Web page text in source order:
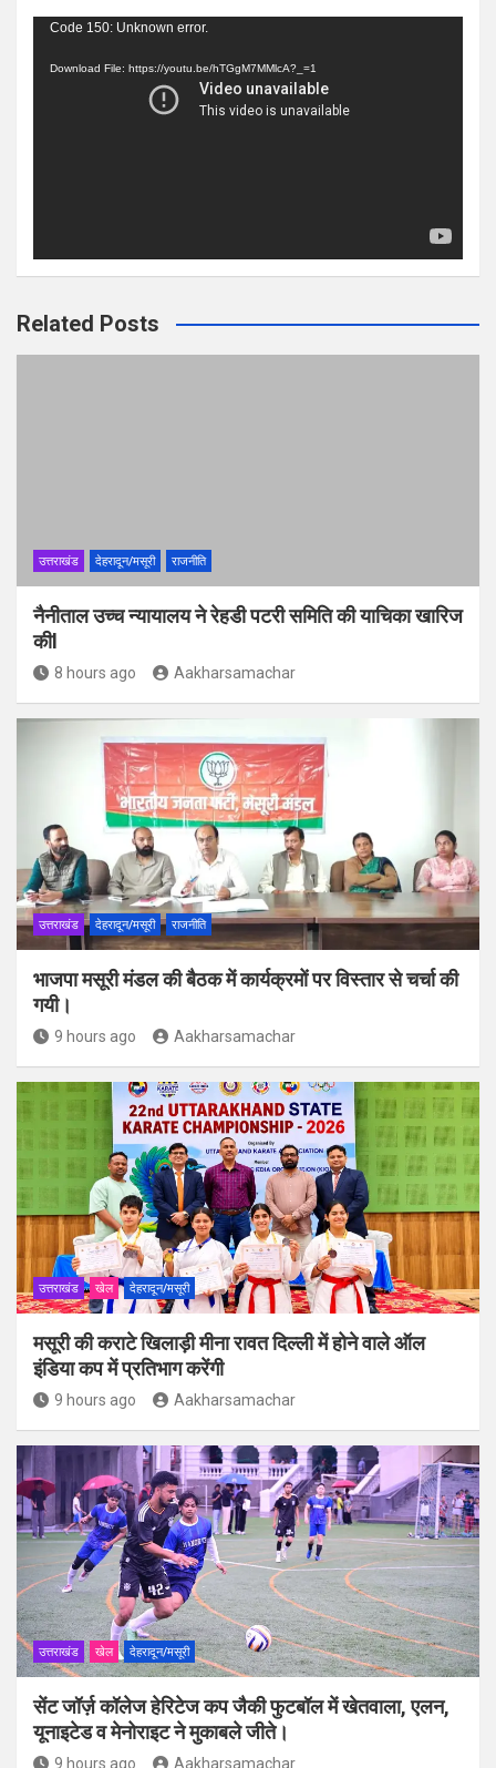
Video
Code 150: Unknown error.
Download File: https://youtu.be/hTGgM7MMlcA?_=1
Related Posts
उत्तराखंड देहरादून/मसूरी राजनीति
नैनीताल उच्च न्यायालय ने रेहडी पटरी समिति की याचिका खारिज
कीl
8 hours ago Aakharsamachar
उत्तराखंड देहरादून/मसूरी राजनीति
भाजपा मसूरी मंडल की बैठक में कार्यक्रमों पर विस्तार से चर्चा की
गयी।
9 hours ago Aakharsamachar
उत्तराखंड खेल देहरादून/मसूरी
मसूरी की कराटे खिलाड़ी मीना रावत दिल्ली में होने वाले ऑल
इंडिया कप में प्रतिभाग करेंगी
9 hours ago Aakharsamachar
उत्तराखंड खेल देहरादून/मसूरी
सेंट जॉर्ज़ कॉलेज हेरिटेज कप जैकी फुटबॉल में खेतवाला, एलन,
यूनाइटेड व मेनोराइट ने मुकाबले जीते।
9 hours ago Aakharsamachar